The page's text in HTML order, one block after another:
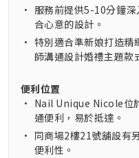
• 服務前提供5-10分鐘
合心意的設計。
• 特別適合準新娘打造精
師溝通設計婚禮主題款
便利位置
• Nail Unique Nicole位
通便利，易於抵達。
• 同商場2樓21號舖設有
便利性。